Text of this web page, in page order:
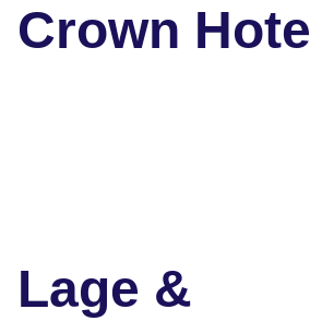
Crown Hotel
Lage &